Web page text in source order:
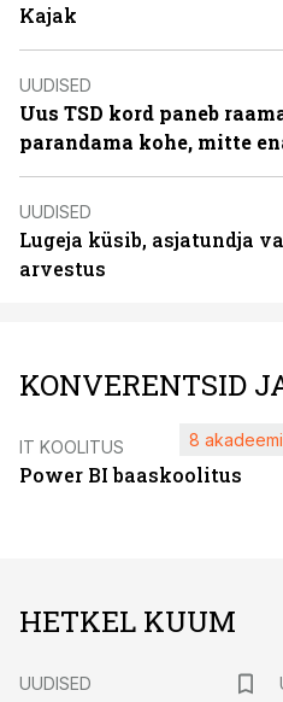
Kajak
UUDISED
Uus TSD kord paneb
parandama kohe, mitte
UUDISED
Lugeja küsib, asjatundja
arvestus
KONVERENTSID
IT KOOLITUS
Power BI baaskoolitus
8
HETKEL KUUM
UUDISED